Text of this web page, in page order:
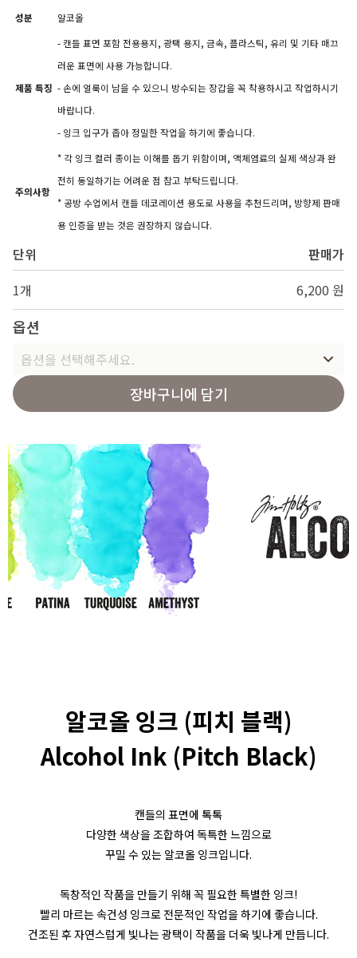
성분
알코올
제품 특징
- 캔들 표면 포함 전용용지, 광택 용지, 금속, 플라스틱, 유리 및 기타 매끄
러운 표면에 사용 가능합니다.
- 손에 얼룩이 남을 수 있으니 방수되는 장갑을 꼭 착용하시고 작업하시기
바랍니다.
- 잉크 입구가 좁아 정밀한 작업을 하기에 좋습니다.
주의사항
* 각 잉크 컬러 종이는 이해를 돕기 위함이며, 액체염료의 실제 색상과 완
전히 동일하기는 어려운 점 참고 부탁드립니다.
* 공방 수업에서 캔들 데코레이션 용도로 사용을 추천드리며, 방향제 판매
용 인증을 받는 것은 권장하지 않습니다.
단위
판매가
1개
6,200 원
옵션
옵션을 선택해주세요.
장바구니에 담기
알코올 잉크 (피치 블랙)
Alcohol Ink (Pitch Black)
캔들의 표면에 톡톡
다양한 색상을 조합하여 독특한 느낌으로
꾸밀 수 있는 알코올 잉크입니다.
독창적인 작품을 만들기 위해 꼭 필요한 특별한 잉크!
빨리 마르는 속건성 잉크로 전문적인 작업을 하기에 좋습니다.
건조된 후 자연스럽게 빛나는 광택이 작품을 더욱 빛나게 만듭니다.